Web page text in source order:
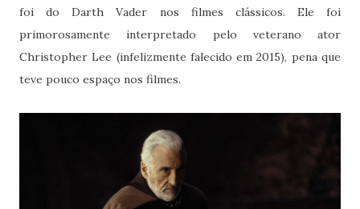
foi do Darth Vader nos filmes clássicos. Ele foi
primorosamente interpretado pelo veterano ator
Christopher Lee (infelizmente falecido em 2015), pena que
teve pouco espaço nos filmes.